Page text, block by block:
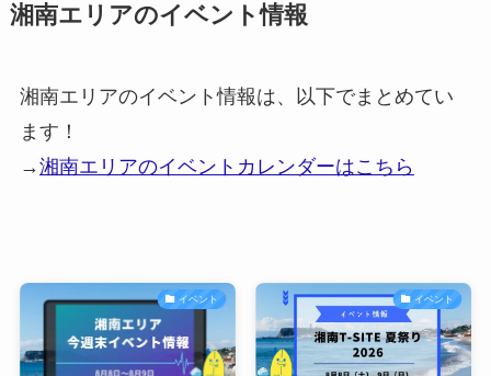
湘南エリアのイベント情報
湘南エリアのイベント情報は、以下でまとめてい
ます！
→湘南エリアのイベントカレンダーはこちら
イベント イベント